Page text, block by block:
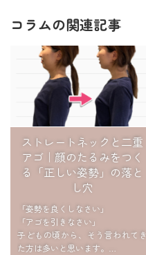
コラムの関連記事
ストレートネックと二重
アゴ｜顔のたるみをつく
る「正しい姿勢」の落と
し穴
「姿勢を良くしなさい」
「アゴを引きなさい」
子どもの頃から、そう言われてき
た方は多いと思います。